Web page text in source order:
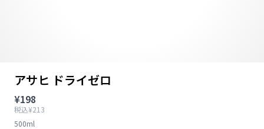
アサヒ ドライゼロ
¥198
税込¥213
500ml